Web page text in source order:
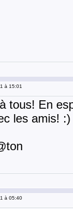
à 15:01
tous! En
les amis! :)
à 05:40